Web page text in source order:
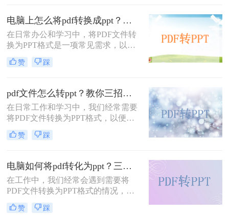
定性而广受欢迎，但在需要进行动态
展示时，PPT则显得更为合适。那么
pdf怎么转换成ppt呢？本文将详细介
绍几种将PDF转换为PPT的实用方
法，帮助读者轻松完成转换任务。
电脑上怎么将pdf转换成ppt？这里教你这三种方法！
在日常办公和学习中，将PDF文件转
换为PPT格式是一项常见需求，以便
更好地进行演示和编辑。由于PDF文
件的广泛应用和PPT的演示优势，掌
关重要。本文将详细介绍电脑上怎么
将pdf转换成ppt的几种方法。
赞 踩
pdf文件怎么转ppt？教你三招，轻松转换！
在日常工作和学习中，我们经常需要
将PDF文件转换为PPT格式，以便于
进行演示和分享。PDF文件通常包含
固定的页面布局和格式，而PPT则更
怎么转ppt呢？下面将详细介绍几种常
用的PDF转PPT的方法，帮助您轻松
实现这一转换。
赞 踩
电脑如何将pdf转化为ppt？三种pdf转ppt的简单方法，轻松解决
在工作中，我们经常会遇到需要将
PDF文件转换为PPT格式的情况，特
别是需要进行演示或编辑时。那么电
脑如何将pdf转化为ppt呢？下面我们
赞 踩